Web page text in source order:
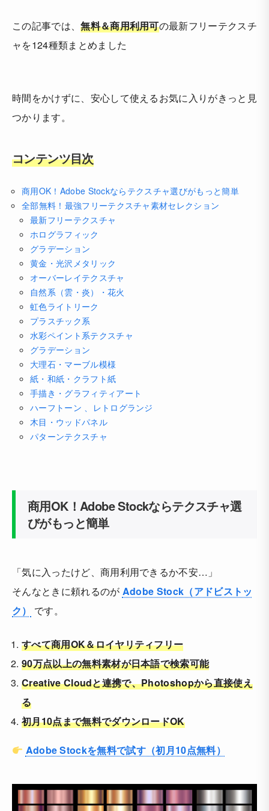
この記事では、無料＆商用利用可の最新フリーテクスチ
ャを124種類まとめました
時間をかけずに、安心して使えるお気に入りがきっと見
つかります。
コンテンツ目次
商用OK！Adobe Stockならテクスチャ選びがもっと簡単
全部無料！最強フリーテクスチャ素材セレクション
最新フリーテクスチャ
ホログラフィック
グラデーション
黄金・光沢メタリック
オーバーレイテクスチャ
自然系（雲・炎）・花火
虹色ライトリーク
プラスチック系
水彩ペイント系テクスチャ
グラデーション
大理石・マーブル模様
紙・和紙・クラフト紙
手描き・グラフィティアート
ハーフトーン 、レトログランジ
木目・ウッドパネル
パターンテクスチャ
商用OK！Adobe Stockならテクスチャ選
びがもっと簡単
「気に入ったけど、商用利用できるか不安…」
そんなときに頼れるのが Adobe Stock（アドビストッ
ク）
です。
すべて商用OK＆ロイヤリティフリー
90万点以上の無料素材が日本語で検索可能
Creative Cloudと連携で、Photoshopから直接使え
る
初月10点まで無料でダウンロードOK
Adobe Stockを無料で試す（初月10点無料）